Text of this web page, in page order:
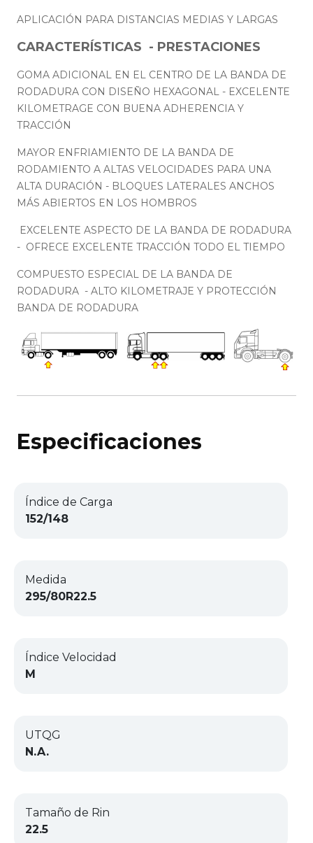
APLICACIÓN PARA DISTANCIAS MEDIAS Y LARGAS
CARACTERÍSTICAS - PRESTACIONES
GOMA ADICIONAL EN EL CENTRO DE LA BANDA DE
RODADURA CON DISEÑO HEXAGONAL - EXCELENTE
KILOMETRAGE CON BUENA ADHERENCIA Y
TRACCIÓN
MAYOR ENFRIAMIENTO DE LA BANDA DE
RODAMIENTO A ALTAS VELOCIDADES PARA UNA
ALTA DURACIÓN - BLOQUES LATERALES ANCHOS
MÁS ABIERTOS EN LOS HOMBROS
EXCELENTE ASPECTO DE LA BANDA DE RODADURA
- OFRECE EXCELENTE TRACCIÓN TODO EL TIEMPO
COMPUESTO ESPECIAL DE LA BANDA DE
RODADURA - ALTO KILOMETRAJE Y PROTECCIÓN
BANDA DE RODADURA
Especificaciones
Índice de Carga
152/148
Medida
295/80R22.5
Índice Velocidad
M
UTQG
N.A.
Tamaño de Rin
22.5